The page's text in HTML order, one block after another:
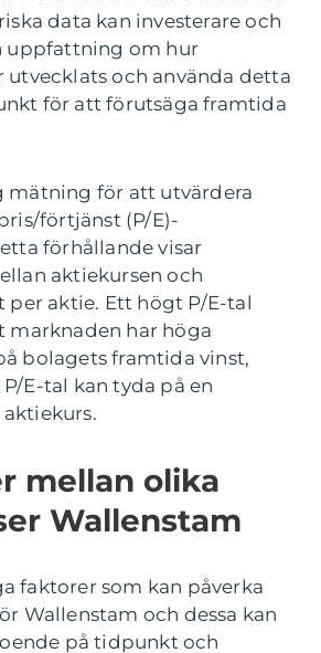
data kan investerare och
uppfattning om hur
utvecklats och använda detta
för att förutsäga framtida
mätning för att utvärdera
förtjänst (P/E)-
förhållande visar
aktiekursen och
per aktie. Ett högt P/E-tal
marknaden har höga
bolagets framtida vinst,
E-tal kan tyda på en
mellan olika
Wallenstam
faktorer som kan påverka
Wallenstam och dessa kan
på tidpunkt och